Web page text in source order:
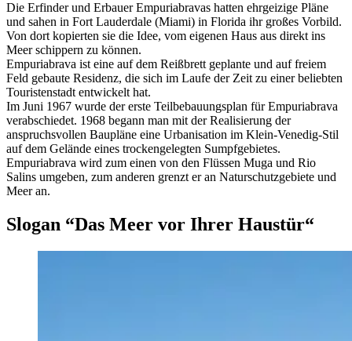
Die Erfinder und Erbauer Empuriabravas hatten ehrgeizige Pläne
und sahen in Fort Lauderdale (Miami) in Florida ihr großes Vorbild.
Von dort kopierten sie die Idee, vom eigenen Haus aus direkt ins
Meer schippern zu können.
Empuriabrava ist eine auf dem Reißbrett geplante und auf freiem
Feld gebaute Residenz, die sich im Laufe der Zeit zu einer beliebten
Touristenstadt entwickelt hat.
Im Juni 1967 wurde der erste Teil­bebauungsplan für Empuriabrava
verabschiedet. 1968 begann man mit der Realisierung der
anspruchsvollen Baupläne eine Urbanisation im Klein-Venedig-Stil
auf dem Gelände eines trockengelegten Sumpfgebietes.
Empuriabrava wird zum einen von den Flüssen Muga und Rio
Salins umgeben, zum anderen grenzt er an Naturschutzgebiete und
Meer an.
Slogan “Das Meer vor Ihrer Haustür“